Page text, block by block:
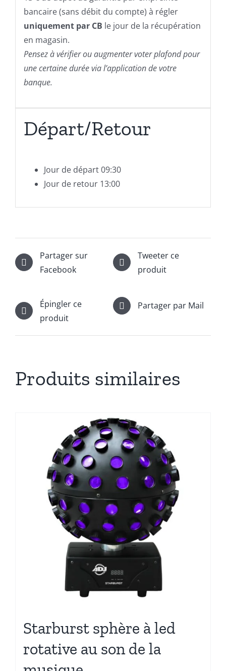
bancaire (sans débit du compte) à régler
uniquement par CB le jour de la récupération
en magasin.
Pensez à vérifier ou augmenter voter plafond pour
une certaine durée via l’application de votre
banque.
Départ/Retour
Jour de départ 09:30
Jour de retour 13:00
Partager sur
Facebook
Tweeter ce
produit
Épingler ce
produit
Partager par Mail
Produits similaires
Starburst sphère à led
rotative au son de la